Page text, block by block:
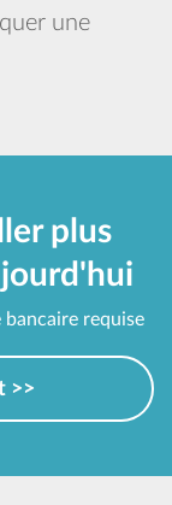
une
plus
bancaire requise
>>